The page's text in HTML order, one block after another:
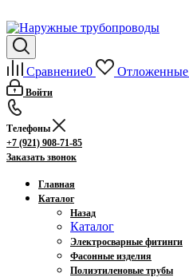
Сравнение0 Отложенные
Войти
Телефоны
+7 (921) 908-71-85
Заказать звонок
Главная
Каталог
Назад
Каталог
Электросварные фитинги
Фасонные изделия
Полиэтиленовые трубы